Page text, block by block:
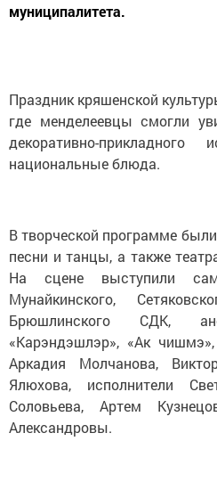
муниципалитета.
Праздник кряшенской
где менделеевцы смогли
декоративно-
национальные блюда.
В творческой программе
песни и танцы, а также
На сцене выступили
Мунайкинского,
Брюшлинского СДК,
«Карэндэшлэр», «Ак
Аркадия Молчанова,
Ялюхова, исполнители
Соловьева, Артем
Александровы.